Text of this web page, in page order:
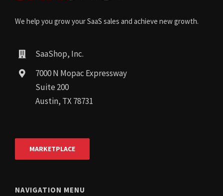
We help you grow your SaaS sales and achieve new growth.
SaaShop, Inc.
7000 N Mopac Expressway
Suite 200
Austin, TX 78731
MARKETPLACE
NAVIGATION MENU